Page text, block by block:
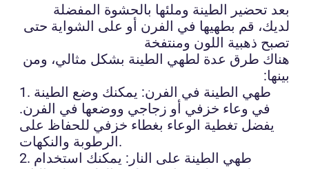
بعد تحضير الطينة وملئها بالحشوة المفضلة
لديك، قم بطهيها في الفرن أو على الشواية حتى
تصبح ذهبية اللون ومنتفخة
هناك طرق عدة لطهي الطينة بشكل مثالي، ومن
بينها:
1. طهي الطينة في الفرن: يمكنك وضع الطينة
في وعاء خزفي أو زجاجي ووضعها في الفرن.
يفضل تغطية الوعاء بغطاء خزفي للحفاظ على
الرطوبة والنكهات.
2. طهي الطينة على النار: يمكنك استخدام